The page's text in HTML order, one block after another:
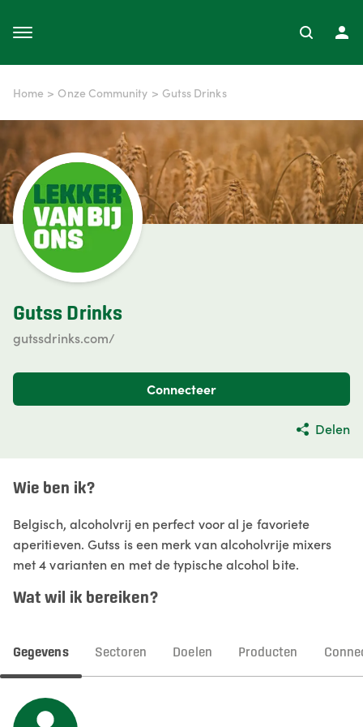
Home > Onze Community > Gutss Drinks
Gutss Drinks
gutssdrinks.com/
Connecteer
Delen
Wie ben ik?
Belgisch, alcoholvrij en perfect voor al je favoriete
aperitieven. Gutss is een merk van alcoholvrije mixers
met 4 varianten en met de typische alcohol bite.
Wat wil ik bereiken?
Gegevens Sectoren Doelen Producten